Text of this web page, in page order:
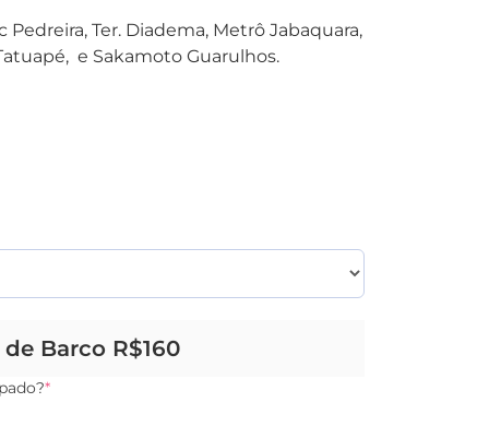
Ter. Diadema, Metrô Jabaquara,
e Sakamoto Guarulhos.
Barco R$160
*